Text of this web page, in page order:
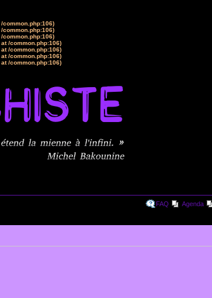
common.php:106)
common.php:106)
common.php:106)
/common.php:106)
/common.php:106)
/common.php:106)
/common.php:106)
FAQ Agenda